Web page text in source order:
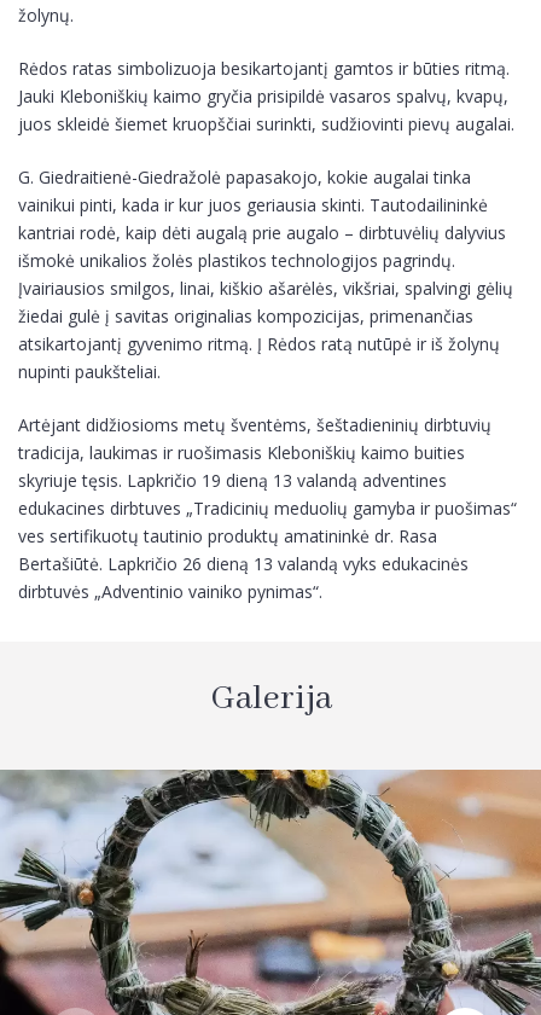
D.U.K.
Metraštis
žolynų.
Rėdos ratas simbolizuoja besikartojantį gamtos ir būties ritmą.
Jauki Kleboniškių kaimo gryčia prisipildė vasaros spalvų, kvapų,
juos skleidė šiemet kruopščiai surinkti, sudžiovinti pievų augalai.
G. Giedraitienė-Giedražolė papasakojo, kokie augalai tinka
vainikui pinti, kada ir kur juos geriausia skinti. Tautodailininkė
kantriai rodė, kaip dėti augalą prie augalo – dirbtuvėlių dalyvius
išmokė unikalios žolės plastikos technologijos pagrindų.
Įvairiausios smilgos, linai, kiškio ašarėlės, vikšriai, spalvingi gėlių
žiedai gulė į savitas originalias kompozicijas, primenančias
atsikartojantį gyvenimo ritmą. Į Rėdos ratą nutūpė ir iš žolynų
nupinti paukšteliai.
Artėjant didžiosioms metų šventėms, šeštadieninių dirbtuvių
tradicija, laukimas ir ruošimasis Kleboniškių kaimo buities
skyriuje tęsis. Lapkričio 19 dieną 13 valandą adventines
edukacines dirbtuves „Tradicinių meduolių gamyba ir puošimas“
ves sertifikuotų tautinio produktų amatininkė dr. Rasa
Bertašiūtė. Lapkričio 26 dieną 13 valandą vyks edukacinės
dirbtuvės „Adventinio vainiko pynimas“.
Galerija